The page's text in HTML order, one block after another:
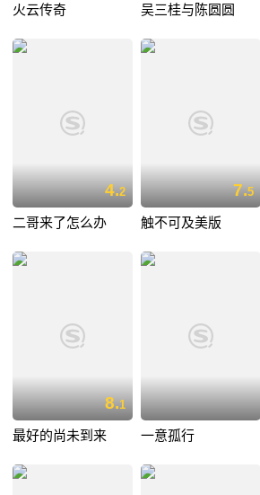
火云传奇 吴三桂与陈圆圆
4.2
二哥来了怎么办
7.5
触不可及美版
8.1
最好的尚未到来 一意孤行